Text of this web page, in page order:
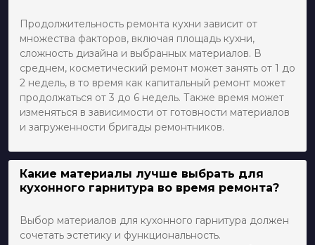
Продолжительность ремонта кухни зависит от
множества факторов, включая площадь кухни,
сложность дизайна и выбранных материалов. В
среднем, косметический ремонт может занять от 1 до
2 недель, в то время как капитальный ремонт может
продолжаться от 3 до 6 недель. Также время может
изменяться в зависимости от готовности материалов
и загруженности бригады ремонтников.
Какие материалы лучше выбрать для
кухонного гарнитура во время ремонта?
Выбор материалов для кухонного гарнитура должен
сочетать эстетику и функциональность.